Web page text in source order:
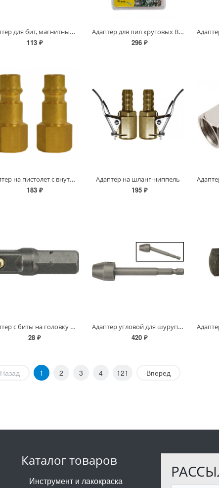
Адаптер для бит, магнитный фиксатор, хвостовик CrV сталь, 60 мм (блистер)
113 ₽
Адаптер для пил круговых Bi-metall, HEX 14-30 мм
296 ₽
Адаптер на пистолет с внутренней резьбой
183 ₽
Адаптер на шланг-ниппель
195 ₽
Адаптер с биты на головку для отвертки CrV 1/4"-1/4", 25 мм
28 ₽
Адаптер угловой для шурупов и болтов с 6-гр.головкой Профи d=8 мм, L=90 мм
420 ₽
Назад 1 2 3 4 121 Вперед
Каталог товаров
Инструмент и лакокраска